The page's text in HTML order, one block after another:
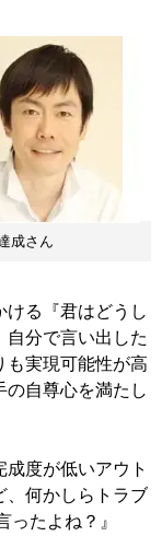
成さん
ける『君はどうし
自分で言い出した
も実現可能性が高
の自尊心を満たし
度が低いアウト
、何かしらトラブ
ったよね？』